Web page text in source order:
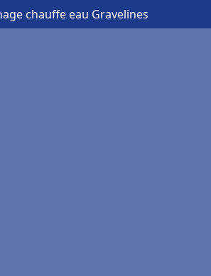
chauffe eau Gravelines